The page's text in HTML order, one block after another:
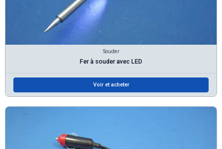
Souder
Fer à souder avec LED
Voir et acheter